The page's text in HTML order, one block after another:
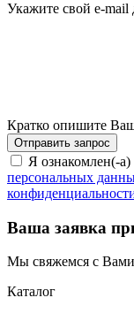
Укажите свой e-mail
Кратко опишите
Я ознакомлен(-
персональных
Ваша заявка
Мы свяжемся с
Каталог